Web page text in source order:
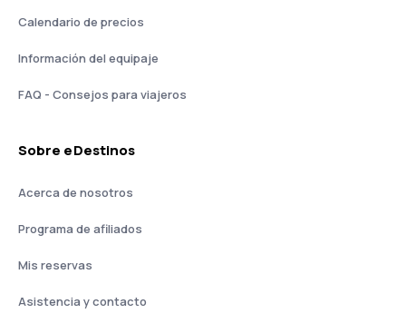
Calendario de precios
Información del equipaje
FAQ - Consejos para viajeros
Sobre eDestinos
Acerca de nosotros
Programa de afiliados
Mis reservas
Asistencia y contacto